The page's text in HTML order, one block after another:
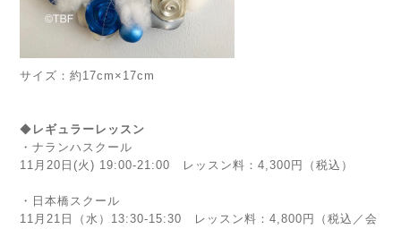
サイズ：約17cm×17cm
◆ レギュラーレッスン
・ナランハスクール
11月20日(火) 19:00-21:00 レッスン料：4,300円（税込）
・日本橋スクール
11月21日（水）13:30-15:30 レッスン料：4,800円（税込／会